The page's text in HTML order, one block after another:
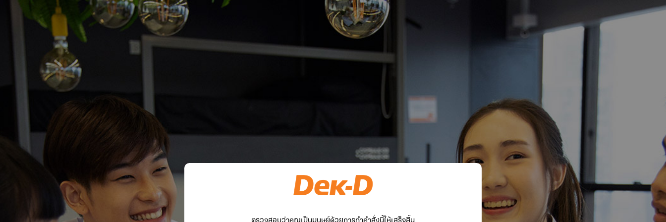
ตรวจสอบว่าคุณเป็นมนุษย์ด้วยการทำคำสั่งนี้ให้เสร็จสิ้น